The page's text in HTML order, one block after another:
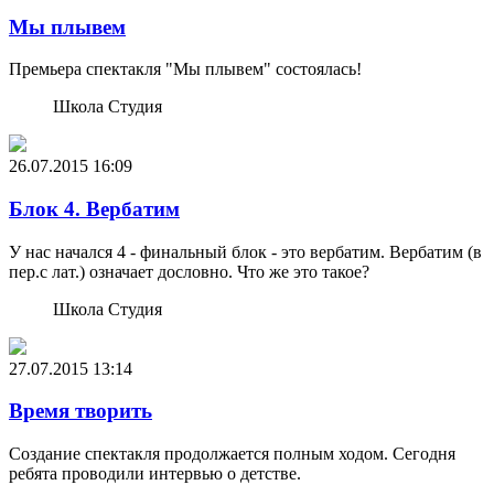
Мы плывем
Премьера спектакля "Мы плывем" состоялась!
Школа Студия
26.07.2015 16:09
Блок 4. Вербатим
У нас начался 4 - финальный блок - это вербатим. Вербатим (в
пер.с лат.) означает дословно. Что же это такое?
Школа Студия
27.07.2015 13:14
Время творить
Создание спектакля продолжается полным ходом. Сегодня
ребята проводили интервью о детстве.